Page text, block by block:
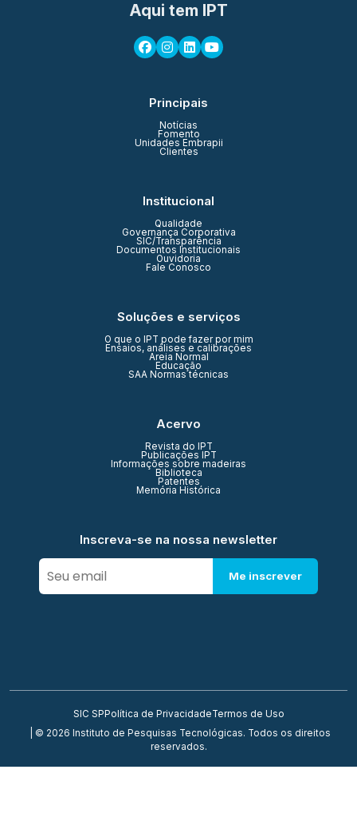
Aqui tem IPT
Principais
Notícias
Fomento
Unidades Embrapii
Clientes
Institucional
Qualidade
Governança Corporativa
SIC/Transparência
Documentos Institucionais
Ouvidoria
Fale Conosco
Soluções e serviços
O que o IPT pode fazer por mim
Ensaios, análises e calibrações
Areia Normal
Educação
SAA Normas técnicas
Acervo
Revista do IPT
Publicações IPT
Informações sobre madeiras
Biblioteca
Patentes
Memória Histórica
Inscreva-se na nossa newsletter
Me inscrever
SIC SP Política de PrivacidadeTermos de Uso
| © 2026 Instituto de Pesquisas Tecnológicas. Todos os direitos
reservados.